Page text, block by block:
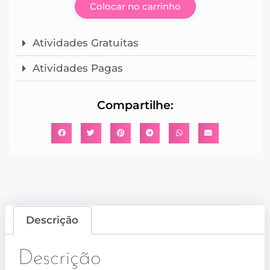
Colocar no carrinho
Atividades Gratuitas
Atividades Pagas
Compartilhe:
Descrição
Descrição